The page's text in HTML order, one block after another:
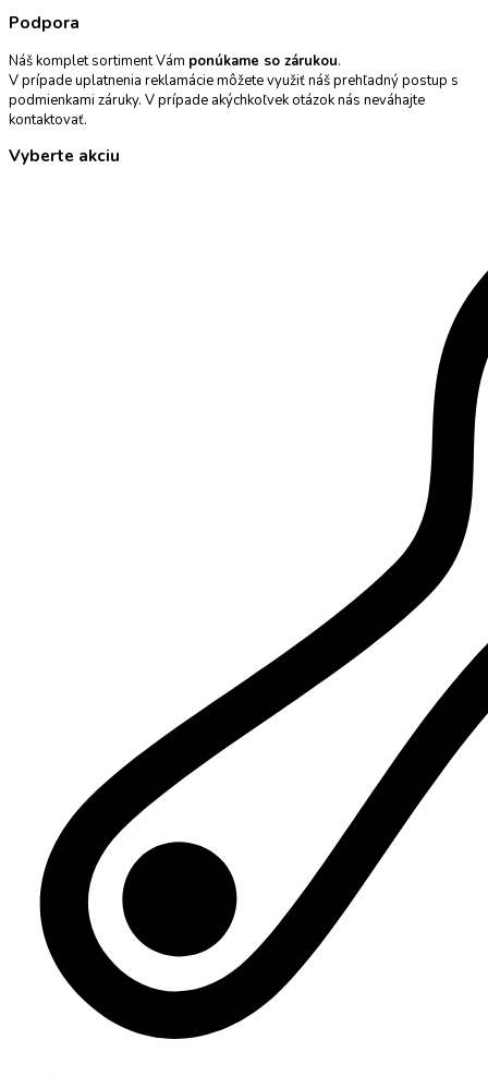
Podpora
Náš komplet sortiment Vám ponúkame so zárukou.
V prípade uplatnenia reklamácie môžete využiť náš prehľadný postup s
podmienkami záruky. V prípade akýchkoľvek otázok nás neváhajte
kontaktovať.
Vyberte akciu